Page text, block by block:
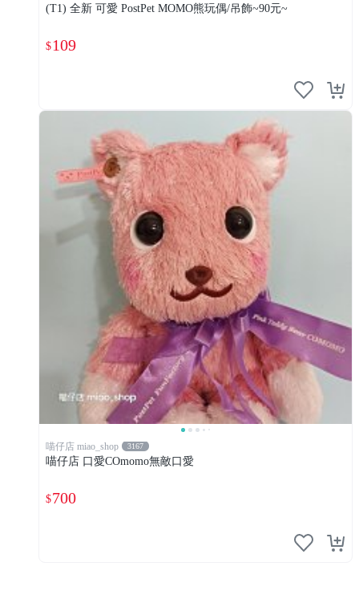
(T1) 全新 可愛 PostPet MOMO熊玩偶/吊飾~90元~
$109
喵仔店 miao_shop 3167
喵仔店 口愛COmomo無敵口愛
$700